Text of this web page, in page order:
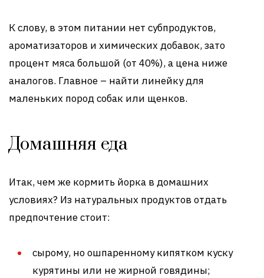
К слову, в этом питании нет субпродуктов,
ароматизаторов и химических добавок, зато
процент мяса большой (от 40%), а цена ниже
аналогов. Главное – найти линейку для
маленьких пород собак или щенков.
Домашняя еда
Итак, чем же кормить йорка в домашних
условиях? Из натуральных продуктов отдать
предпочтение стоит:
сырому, но ошпаренному кипятком куску
курятины или не жирной говядины;